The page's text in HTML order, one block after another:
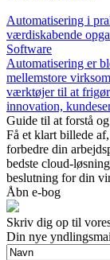
Automatisering i
værdiskabende
Software
Automatisering er
mellemstore
værktøjer til at
innovation,
Guide til at forstå
Få et klart billede
forbedre din
bedste cloud-
beslutning for din
Åbn e-bog
Skriv dig op til
Din nye